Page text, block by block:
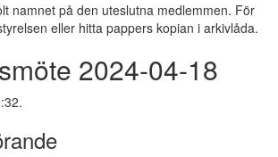
namnet på den uteslutna medlemmen. För
eller hitta pappers kopian i arkivlåda.
2024-04-18